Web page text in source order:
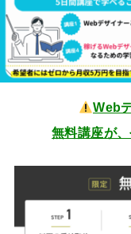
Web
無料講座が